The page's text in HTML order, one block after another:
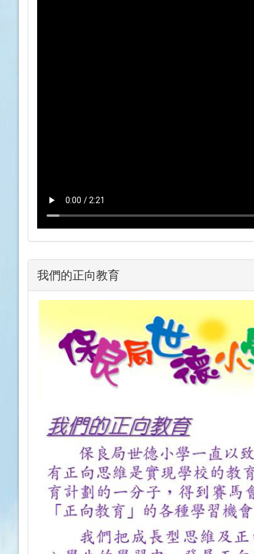
我們的正向教育